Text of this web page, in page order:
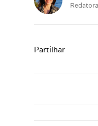
Redatora
Partilhar